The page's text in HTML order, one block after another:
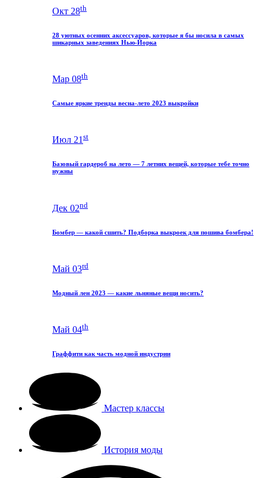
Окт 28th
28 уютных осенних аксессуаров, которые я бы носила в самых
шикарных заведениях Нью-Йорка
Мар 08th
Самые яркие тренды весна-лето 2023 выкройки
Июл 21 st
Базовый гардероб на лето — 7 летних вещей, которые тебе точно
нужны
Дек 02nd
Бомбер — какой сшить? Подборка выкроек для пошива бомбера!
Май 03rd
Модный лен 2023 — какие льняные вещи носить?
Май 04th
Граффити как часть модной индустрии
Мастер классы
История моды